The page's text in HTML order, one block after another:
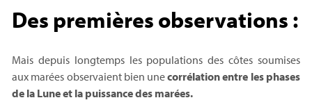
Des premières observations :
Mais depuis longtemps les populations des côtes soumises
aux marées observaient bien unecorrélation entre les phases
de la Lune et la puissance des marées.